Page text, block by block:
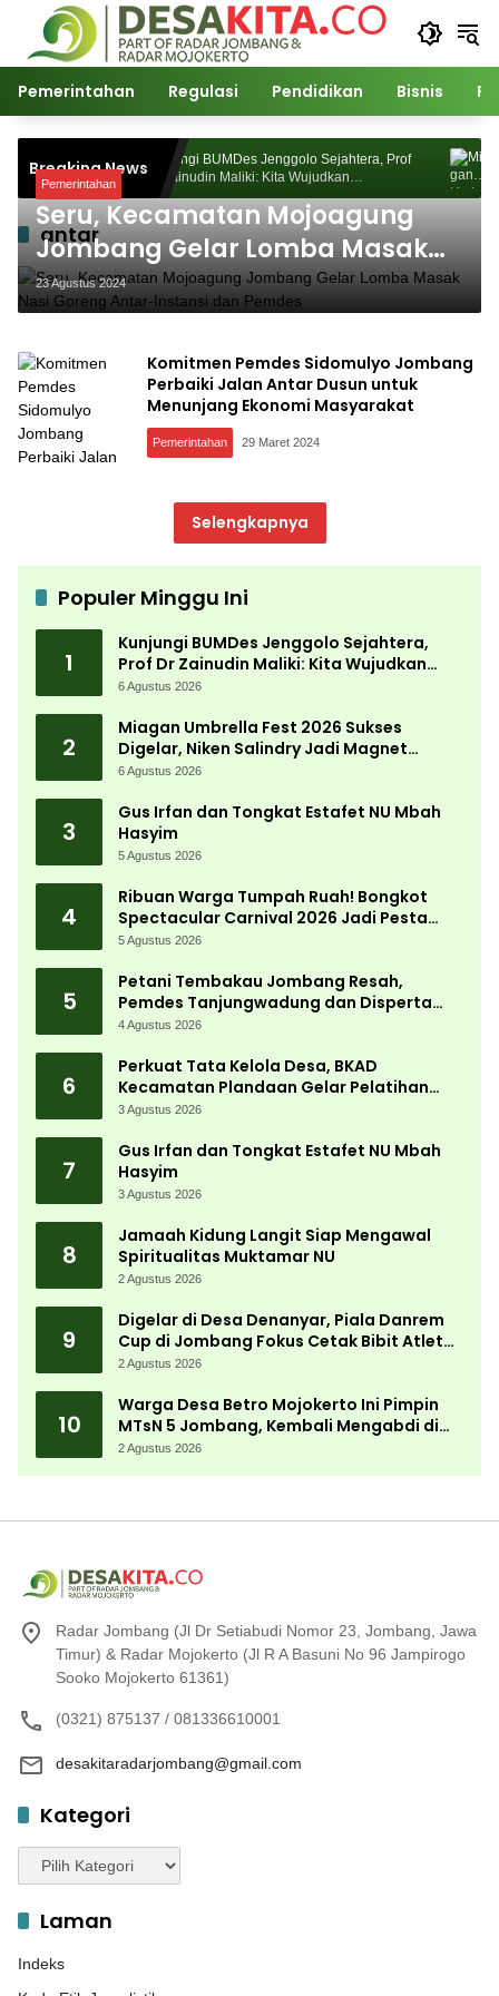
Langsung
konten
Pemerintahan Regulasi Pendidikan Bisnis
Breaking News
Prof
Desa
Kunjungi BUMDes Jenggolo Sejahtera, Prof
Dr Zainudin Maliki: Kita Wujudkan
Kemandirian Ekonomi dengan Potensi Desa
antar
Pemerintahan
Seru, Kecamatan Mojoagung
Jombang Gelar Lomba Masak
Nasi Goreng Antar-Instansi dan
Pemdes
23 Agustus 2024
Komitmen Pemdes Sidomulyo Jombang
Perbaiki Jalan Antar Dusun untuk
Menunjang Ekonomi Masyarakat
Pemerintahan 29 Maret 2024
Selengkapnya
Populer Minggu Ini
1
Kunjungi BUMDes Jenggolo Sejahtera,
Prof Dr Zainudin Maliki: Kita Wujudkan
Kemandirian Ekonomi dengan Potensi
6 Agustus 2026
2
Miagan Umbrella Fest 2026 Sukses
Digelar, Niken Salindry Jadi Magnet
Ribuan Pengunjung
6 Agustus 2026
3
Gus Irfan dan Tongkat Estafet NU Mbah
Hasyim
5 Agustus 2026
4
Ribuan Warga Tumpah Ruah! Bongkot
Spectacular Carnival 2026 Jadi Pesta
Kemerdekaan Terbesar di Peterongan
5 Agustus 2026
5
Petani Tembakau Jombang Resah,
Pemdes Tanjungwadung dan Disperta
Bergerak Cepat
4 Agustus 2026
6
Perkuat Tata Kelola Desa, BKAD
Kecamatan Plandaan Gelar Pelatihan
Aparatur Pemdes
3 Agustus 2026
7
Gus Irfan dan Tongkat Estafet NU Mbah
Hasyim
3 Agustus 2026
8
Jamaah Kidung Langit Siap Mengawal
Spiritualitas Muktamar NU
2 Agustus 2026
9
Digelar di Desa Denanyar, Piala Danrem
Cup di Jombang Fokus Cetak Bibit Atlet
Menembak Berprestasi
2 Agustus 2026
10
Warga Desa Betro Mojokerto Ini Pimpin
MTsN 5 Jombang, Kembali Mengabdi di
Almamater
2 Agustus 2026
Radar Jombang (Jl Dr Setiabudi Nomor 23, Jombang, Jawa
Timur) & Radar Mojokerto (Jl R A Basuni No 96 Jampirogo
Sooko Mojokerto 61361)
(0321) 875137 / 081336610001
desakitaradarjombang@gmail.com
Kategori
Kategori
Laman
Indeks